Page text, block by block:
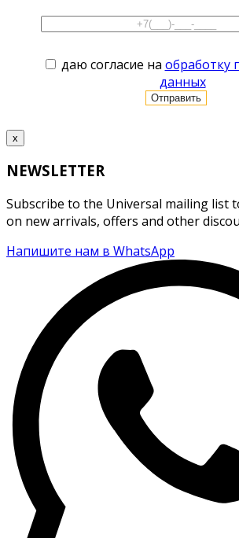
даю согласие на обработку
данных
x
NEWSLETTER
Subscribe to the Universal mailing list
on new arrivals, offers and other
Напишите нам в WhatsApp